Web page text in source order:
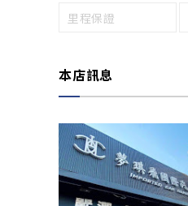
里程保證
本店訊息